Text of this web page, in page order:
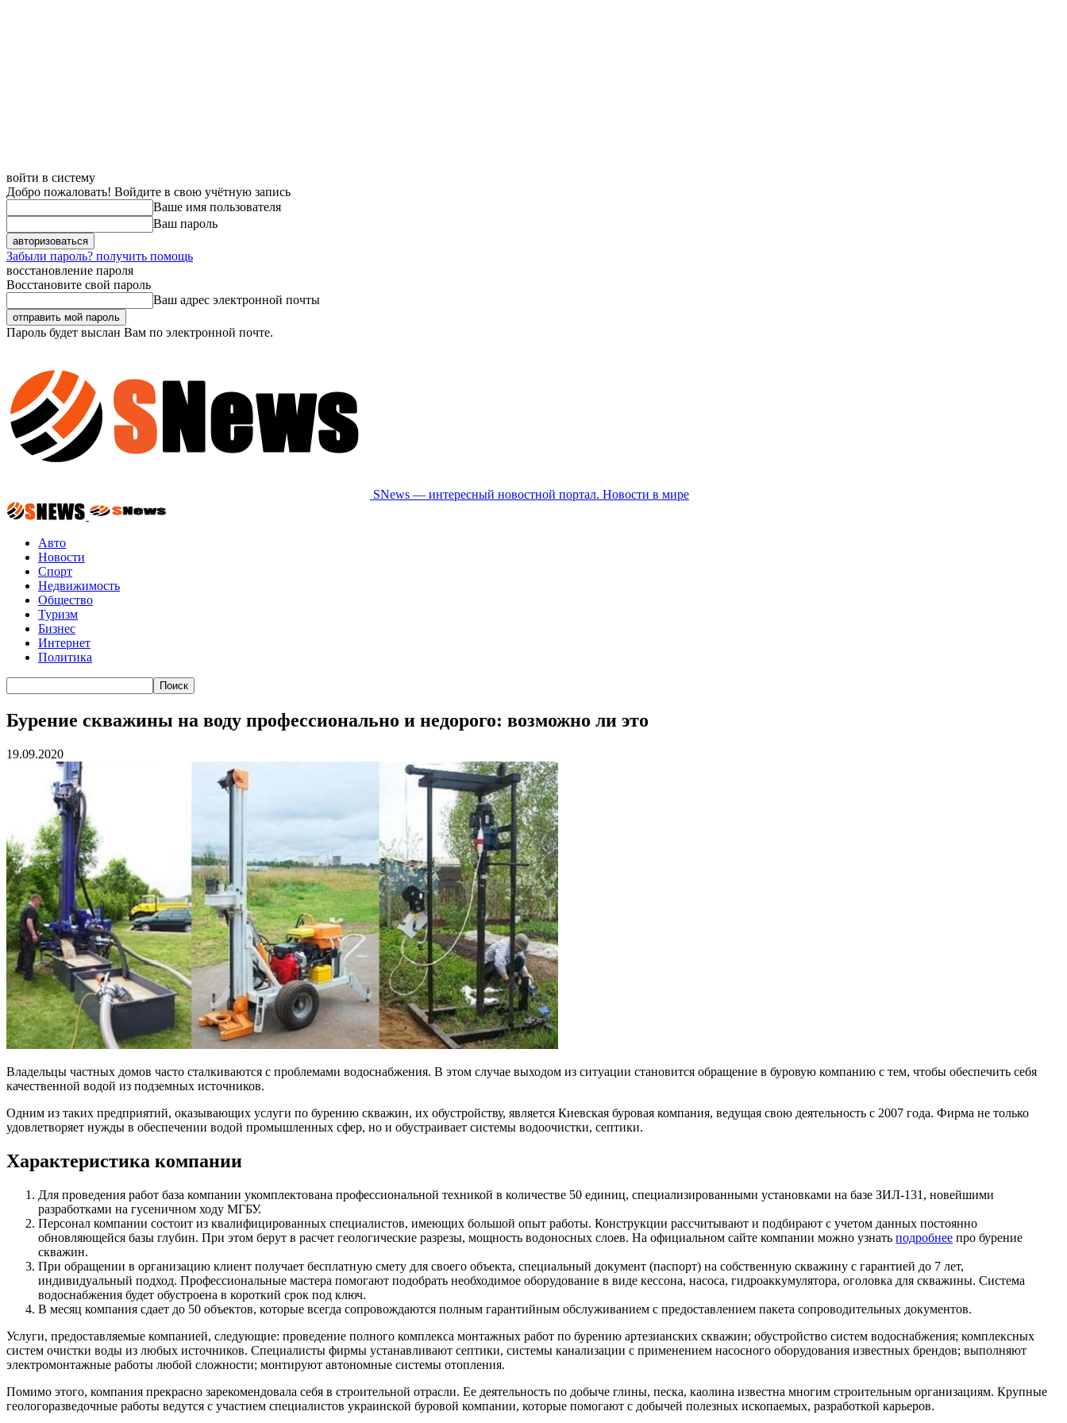
войти в систему
Добро пожаловать! Войдите в свою учётную запись
Ваше имя пользователя
Ваш пароль
Забыли пароль? получить помощь
восстановление пароля
Восстановите свой пароль
Ваш адрес электронной почты
Пароль будет выслан Вам по электронной почте.
SNews — интересный новостной портал. Новости в мире
Авто
Новости
Спорт
Недвижимость
Общество
Туризм
Бизнес
Интернет
Политика
Бурение скважины на воду профессионально и недорого: возможно ли это
19.09.2020
Владельцы частных домов часто сталкиваются с проблемами водоснабжения. В этом случае выходом из ситуации становится обращение в буровую компанию с тем, чтобы обеспечить себя
качественной водой из подземных источников.
Одним из таких предприятий, оказывающих услуги по бурению скважин, их обустройству, является Киевская буровая компания, ведущая свою деятельность с 2007 года. Фирма не только
удовлетворяет нужды в обеспечении водой промышленных сфер, но и обустраивает системы водоочистки, септики.
Характеристика компании
Для проведения работ база компании укомплектована профессиональной техникой в количестве 50 единиц, специализированными установками на базе ЗИЛ-131, новейшими
разработками на гусеничном ходу МГБУ.
Персонал компании состоит из квалифицированных специалистов, имеющих большой опыт работы. Конструкции рассчитывают и подбирают с учетом данных постоянно
обновляющейся базы глубин. При этом берут в расчет геологические разрезы, мощность водоносных слоев. На официальном сайте компании можно узнать подробнее про бурение
скважин.
При обращении в организацию клиент получает бесплатную смету для своего объекта, специальный документ (паспорт) на собственную скважину с гарантией до 7 лет,
индивидуальный подход. Профессиональные мастера помогают подобрать необходимое оборудование в виде кессона, насоса, гидроаккумулятора, оголовка для скважины. Система
водоснабжения будет обустроена в короткий срок под ключ.
В месяц компания сдает до 50 объектов, которые всегда сопровождаются полным гарантийным обслуживанием с предоставлением пакета сопроводительных документов.
Услуги, предоставляемые компанией, следующие: проведение полного комплекса монтажных работ по бурению артезианских скважин; обустройство систем водоснабжения; комплексных
систем очистки воды из любых источников. Специалисты фирмы устанавливают септики, системы канализации с применением насосного оборудования известных брендов; выполняют
электромонтажные работы любой сложности; монтируют автономные системы отопления.
Помимо этого, компания прекрасно зарекомендовала себя в строительной отрасли. Ее деятельность по добыче глины, песка, каолина известна многим строительным организациям. Крупные
геологоразведочные работы ведутся с участием специалистов украинской буровой компании, которые помогают с добычей полезных ископаемых, разработкой карьеров.